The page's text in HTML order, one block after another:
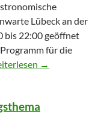
Lübeck an der
bis 22:00 geöffnet
für die
endet
→